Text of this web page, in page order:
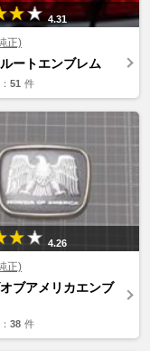
4.31
正)
ートエンブレム
51 件
4.26
正)
ブアメリカエンブ
38 件